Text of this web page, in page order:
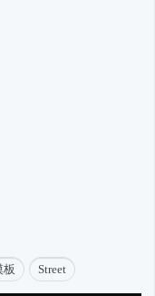
板 Street